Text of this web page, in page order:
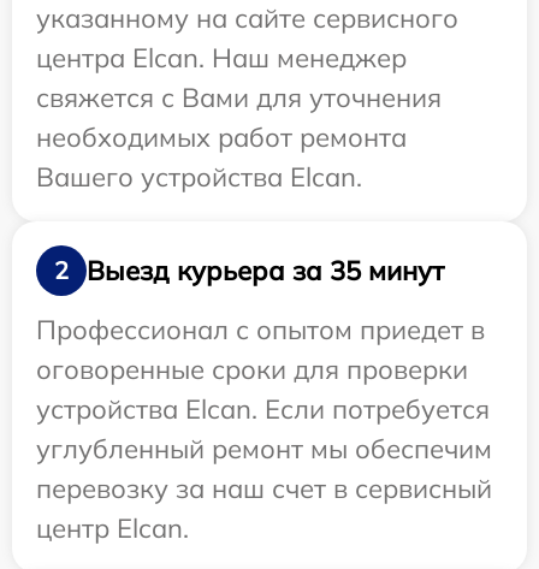
указанному на сайте сервисного
центра Elcan. Наш менеджер
свяжется с Вами для уточнения
необходимых работ ремонта
Вашего устройства Elcan.
2
Выезд курьера за 35 минут
Профессионал с опытом приедет в
оговоренные сроки для проверки
устройства Elcan. Если потребуется
углубленный ремонт мы обеспечим
перевозку за наш счет в сервисный
центр Elcan.